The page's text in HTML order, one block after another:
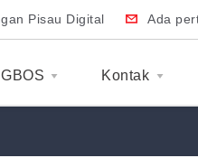
Pisau Digital Ada
Kontak